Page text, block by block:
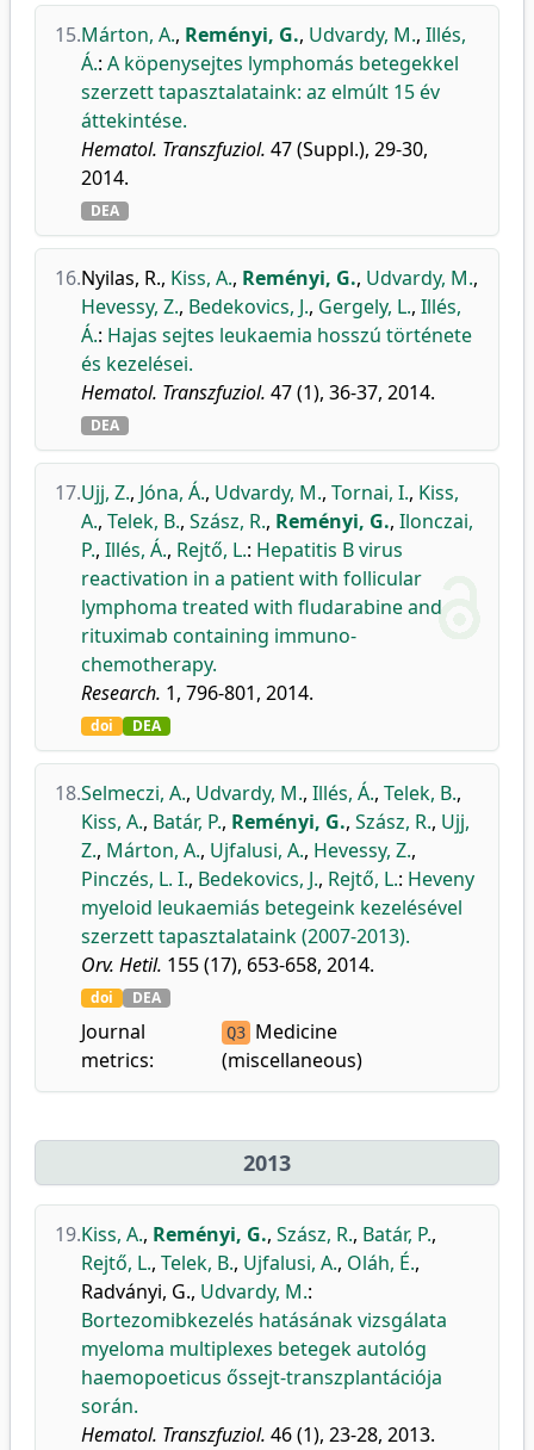
15.Márton, A., Reményi, G., Udvardy, M., Illés,
Á.: A köpenysejtes lymphomás betegekkel
szerzett tapasztalataink: az elmúlt 15 év
áttekintése.
Hematol. Transzfuziol. 47 (Suppl.), 29-30,
2014.
DEA
16.Nyilas, R., Kiss, A., Reményi, G., Udvardy, M.,
Hevessy, Z., Bedekovics, J., Gergely, L., Illés,
Á.: Hajas sejtes leukaemia hosszú története
és kezelései.
Hematol. Transzfuziol. 47 (1), 36-37, 2014.
DEA
17.Ujj, Z., Jóna, Á., Udvardy, M., Tornai, I., Kiss,
A., Telek, B., Szász, R., Reményi, G., Ilonczai,
P., Illés, Á., Rejtő, L.: Hepatitis B virus
reactivation in a patient with follicular
lymphoma treated with fludarabine and
rituximab containing immuno-
chemotherapy.
Research. 1, 796-801, 2014.
doi DEA
18.Selmeczi, A., Udvardy, M., Illés, Á., Telek, B.,
Kiss, A., Batár, P., Reményi, G., Szász, R., Ujj,
Z., Márton, A., Ujfalusi, A., Hevessy, Z.,
Pinczés, L. I., Bedekovics, J., Rejtő, L.: Heveny
myeloid leukaemiás betegeink kezelésével
szerzett tapasztalataink (2007-2013).
Orv. Hetil. 155 (17), 653-658, 2014.
doi DEA
Journal
metrics:
Q3 Medicine
(miscellaneous)
2013
19.Kiss, A., Reményi, G., Szász, R., Batár, P.,
Rejtő, L., Telek, B., Ujfalusi, A., Oláh, É.,
Radványi, G., Udvardy, M.:
Bortezomibkezelés hatásának vizsgálata
myeloma multiplexes betegek autológ
haemopoeticus őssejt-transzplantációja
során.
Hematol. Transzfuziol. 46 (1), 23-28, 2013.